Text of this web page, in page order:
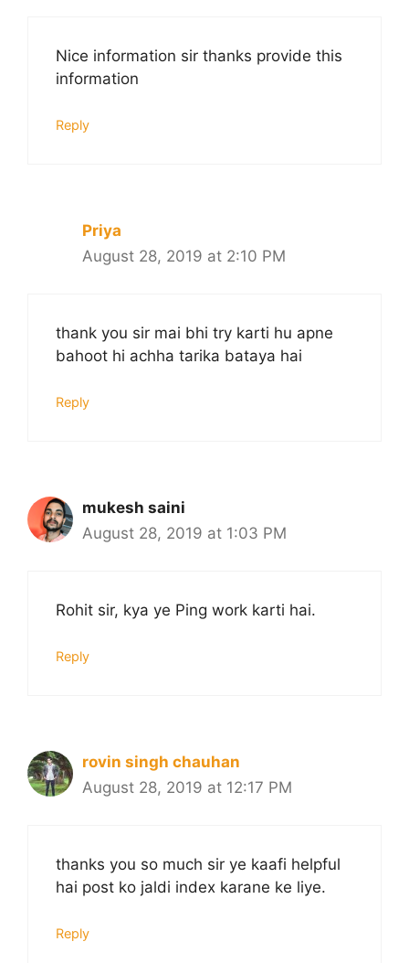
Nice information sir thanks provide this
information
Reply
Priya
August 28, 2019 at 2:10 PM
thank you sir mai bhi try karti hu apne
bahoot hi achha tarika bataya hai
Reply
mukesh saini
August 28, 2019 at 1:03 PM
Rohit sir, kya ye Ping work karti hai.
Reply
rovin singh chauhan
August 28, 2019 at 12:17 PM
thanks you so much sir ye kaafi helpful
hai post ko jaldi index karane ke liye.
Reply